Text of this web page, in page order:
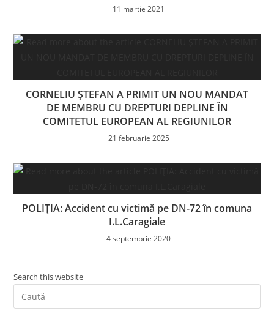
11 martie 2021
CORNELIU ȘTEFAN A PRIMIT UN NOU MANDAT
DE MEMBRU CU DREPTURI DEPLINE ÎN
COMITETUL EUROPEAN AL REGIUNILOR
21 februarie 2025
POLIȚIA: Accident cu victimă pe DN-72 în comuna
I.L.Caragiale
4 septembrie 2020
Search this website